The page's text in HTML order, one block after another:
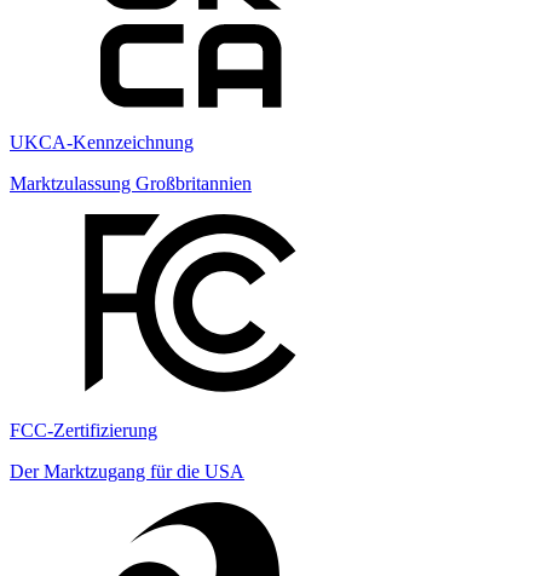
UKCA-Kennzeichnung
Marktzulassung Großbritannien
FCC-Zertifizierung
Der Marktzugang für die USA